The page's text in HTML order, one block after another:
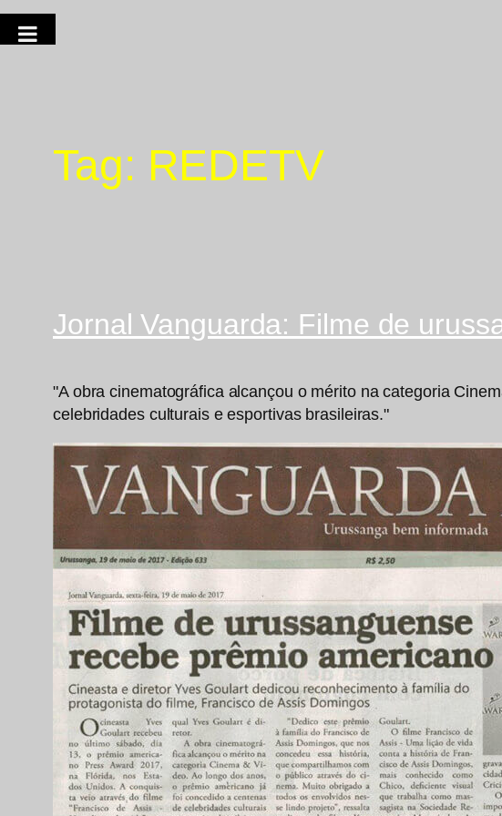
Tag: REDETV
Jornal Vanguarda: Filme de
"A obra cinematográfica alcançou o mérito na categoria
celebridades culturais e esportivas brasileiras."